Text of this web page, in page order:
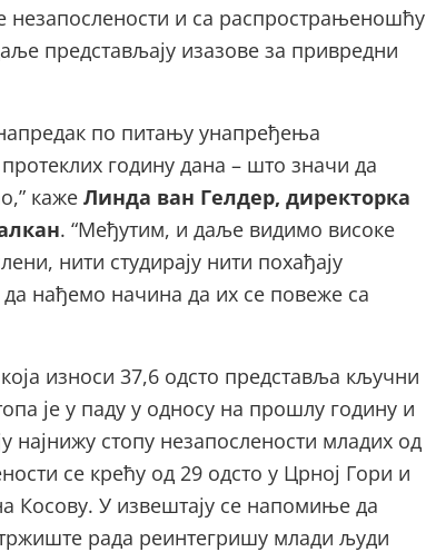
незапослености и са распрострањеношћу
представљају изазове за привредни
по питању унапређења
годину дана – што значи да
каже Линда ван Гелдер, директорка
. “Међутим, и даље видимо високе
нити студирају нити похађају
нађемо начина да их се повеже са
износи 37,6 одсто представља кључни
је у паду у односу на прошлу годину и
најнижу стопу незапослености младих од
се крећу од 29 одсто у Црној Гори и
Косову. У извештају се напомиње да
рада реинтегришу млади људи